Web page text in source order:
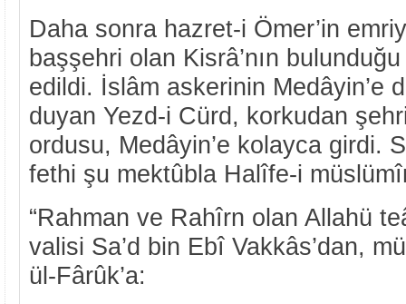
Daha sonra hazret-i Ömer’in
başşehri olan Kisrâ’nın
edildi. İslâm askerinin Medâyin’e
duyan Yezd-i Cürd, korkudan
ordusu, Medâyin’e kolayca girdi.
fethi şu mektûbla Halîfe-i
“Rahman ve Rahîrn olan Allahü
valisi Sa’d bin Ebî Vakkâs’dan,
ül-Fârûk’a: